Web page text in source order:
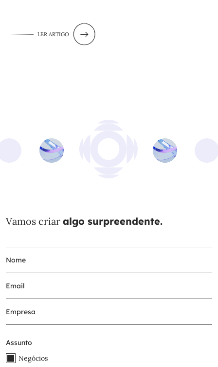
LER ARTIGO
Vamos criar algo surpreendente.
Assunto
Negócios